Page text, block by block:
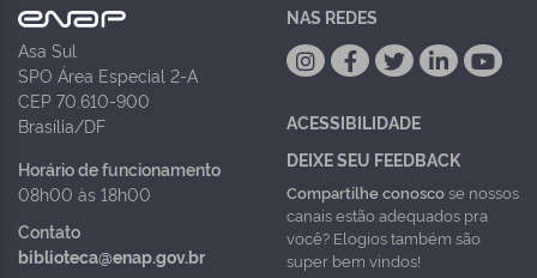
Asa Sul
SPO Área Especial 2-A
CEP 70.610-900
Brasília/DF
Horário de funcionamento
08h00 às 18h00
Contato
biblioteca@enap.gov.br
NAS REDES
ACESSIBILIDADE
DEIXE SEU FEEDBACK
Compartilhe conoscose nossos
canais estão adequados pra
você? Elogios também são
super bem vindos!